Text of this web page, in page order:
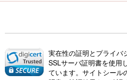
実在性の証明とプライバ
SSLサーバ証明書を使用
ています。サイトシール